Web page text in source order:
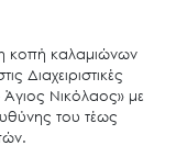
η κοπή καλαμιώνων
Διαχειριστικές
Νικόλαος» με
του τέως